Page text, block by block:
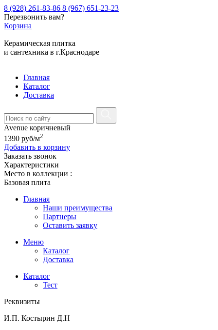
8 (928) 261-83-86 8 (967) 651-23-23
Перезвонить вам?
Корзина
Керамическая плитка
и сантехника в г.Краснодаре
Главная
Каталог
Доставка
Avenue коричневый
1390 руб/м2
Добавить в корзину
Заказать звонок
Характеристики
Место в коллекции :
Базовая плита
Главная
Наши преимущества
Партнеры
Оставить заявку
Меню
Каталог
Доставка
Каталог
Тест
Реквизиты
И.П. Костырин Д.Н